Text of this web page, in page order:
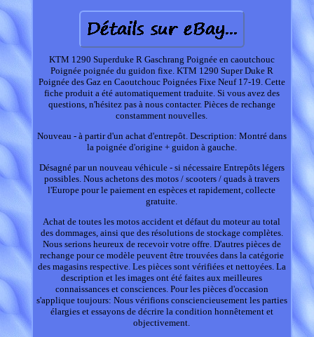
KTM 1290 Superduke R Gaschrang Poignée en caoutchouc
Poignée poignée du guidon fixe. KTM 1290 Super Duke R
Poignée des Gaz en Caoutchouc Poignées Fixe Neuf 17-19. Cette
fiche produit a été automatiquement traduite. Si vous avez des
questions, n'hésitez pas à nous contacter. Pièces de rechange
constamment nouvelles.
Nouveau - à partir d'un achat d'entrepôt. Description: Montré dans
la poignée d'origine + guidon à gauche.
Désagné par un nouveau véhicule - si nécessaire Entrepôts légers
possibles. Nous achetons des motos / scooters / quads à travers
l'Europe pour le paiement en espèces et rapidement, collecte
gratuite.
Achat de toutes les motos accident et défaut du moteur au total
des dommages, ainsi que des résolutions de stockage complètes.
Nous serions heureux de recevoir votre offre. D'autres pièces de
rechange pour ce modèle peuvent être trouvées dans la catégorie
des magasins respective. Les pièces sont vérifiées et nettoyées. La
description et les images ont été faites aux meilleures
connaissances et consciences. Pour les pièces d'occasion
s'applique toujours: Nous vérifions consciencieusement les parties
élargies et essayons de décrire la condition honnêtement et
objectivement.